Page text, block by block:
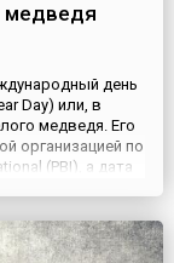
медведя
день
Day) или, в
медведя. Его
организацией по
(PBI), а дата